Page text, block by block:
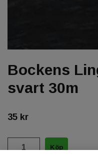
Bockens
svart 30m
35 kr